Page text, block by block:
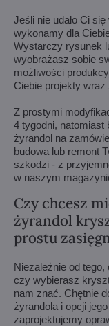
Jeśli nie udało Ci
wykonamy dla
Wystarczy rysunek
wyobrażasz sobie
możliwości
Ciebie projekty
Z prostymi
4 tygodni, natomiast
żyrandol na
budowa lub remont
szkodzi - z
w naszym
Czy chcesz
żyrandol
prostu
Niezależnie od
czy wybierasz
nam znać. Chętnie
żyrandola i opcji
zaprojektujemy